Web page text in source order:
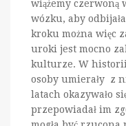
wiążemy czerwoną
wózku, aby
kroku można więc
uroki jest mocno
kulturze. W
osoby umierały z
latach okazywało
przepowiadał im